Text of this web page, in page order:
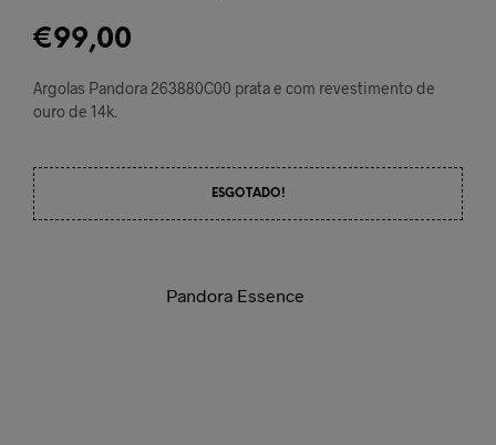
€99,00
Argolas Pandora 263880C00 prata e com revestimento de
ouro de 14k.
ESGOTADO!
Pandora Essence